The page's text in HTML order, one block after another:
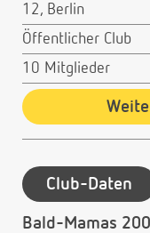
12, Berlin
Öffentlicher Club
10 Mitglieder
Club-Daten
Bald-Mamas